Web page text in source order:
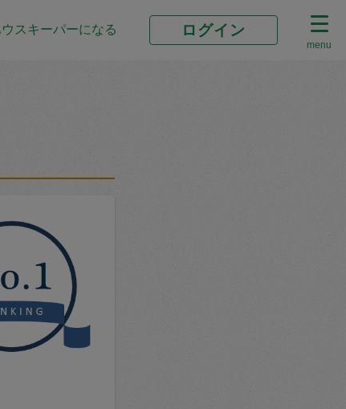
スキーパーになる ログイン
menu